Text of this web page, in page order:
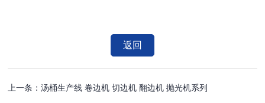
返回
上一条：汤桶生产线 卷边机 切边机 翻边机 抛光机系列